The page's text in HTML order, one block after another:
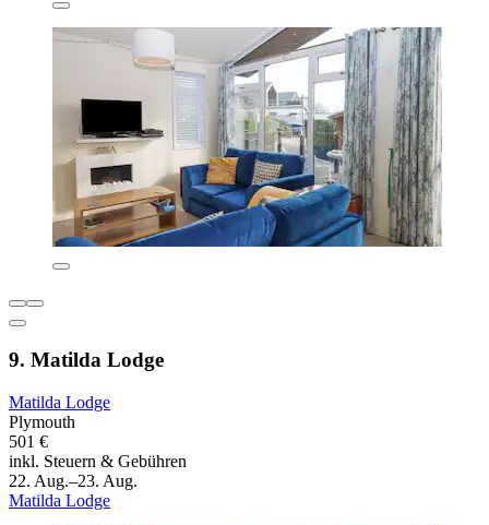
9. Matilda Lodge
Matilda Lodge
Plymouth
501 €
inkl. Steuern & Gebühren
22. Aug.–23. Aug.
Matilda Lodge